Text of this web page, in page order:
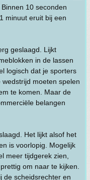
10 seconden
minuut eruit bij een
geslaagd. Lijkt
in de lassen
logisch dat je sporters
moeten spelen
te komen. Maar de
belangen
Het lijkt alsof het
is voorlopig. Mogelijk
meer tijdgerek zien,
om naar te kijken.
de scheidsrechter en